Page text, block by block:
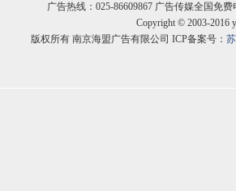
广告热线：025-86609867 广告传媒全国免费
Copyright © 2003-2016
版权所有 南京海盟广告有限公司 ICP备案号：